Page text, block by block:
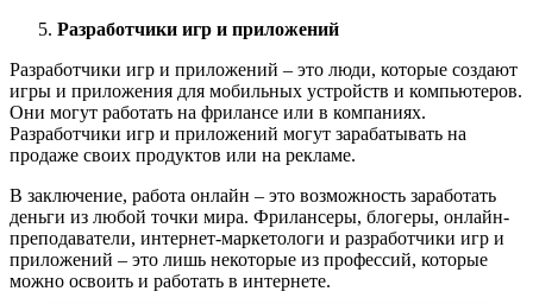
Разработчики игр и приложений
Разработчики игр и приложений – это люди, которые создают
игры и приложения для мобильных устройств и компьютеров.
Они могут работать на фрилансе или в компаниях.
Разработчики игр и приложений могут зарабатывать на
продаже своих продуктов или на рекламе.
В заключение, работа онлайн – это возможность заработать
деньги из любой точки мира. Фрилансеры, блогеры, онлайн-
преподаватели, интернет-маркетологи и разработчики игр и
приложений – это лишь некоторые из профессий, которые
можно освоить и работать в интернете.